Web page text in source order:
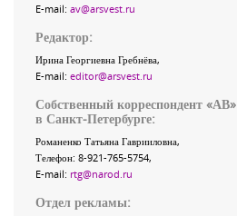
E-mail: av@arsvest.ru
Редактор:
Ирина Георгиевна Гребнёва,
E-mail: editor@arsvest.ru
Собственный корреспондент «АВ»
в Санкт-Петербурге:
Романенко Татьяна Гаврииловна,
Телефон: 8-921-765-5754,
E-mail: rtg@narod.ru
Отдел рекламы: